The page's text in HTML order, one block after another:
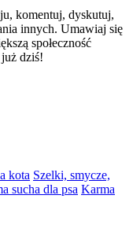
komentuj, dyskutuj,
innych. Umawiaj się
społeczność
dziś!
kota Szelki, smycze,
sucha dla psa Karma